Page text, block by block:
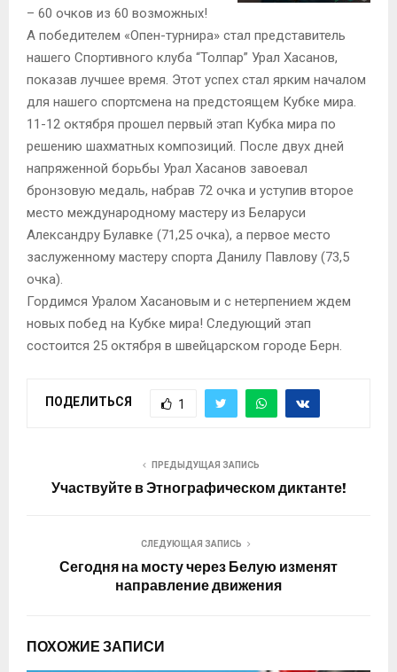
– 60 очков из 60 возможных!
А победителем «Опен-турнира» стал представитель
нашего Спортивного клуба “Толпар” Урал Хасанов,
показав лучшее время. Этот успех стал ярким началом
для нашего спортсмена на предстоящем Кубке мира.
11-12 октября прошел первый этап Кубка мира по
решению шахматных композиций. После двух дней
напряженной борьбы Урал Хасанов завоевал
бронзовую медаль, набрав 72 очка и уступив второе
место международному мастеру из Беларуси
Александру Булавке (71,25 очка), а первое место
заслуженному мастеру спорта Данилу Павлову (73,5
очка).
Гордимся Уралом Хасановым и с нетерпением ждем
новых побед на Кубке мира! Следующий этап
состоится 25 октября в швейцарском городе Берн.
ПОДЕЛИТЬСЯ 1
ПРЕДЫДУЩАЯ ЗАПИСЬ
Участвуйте в Этнографическом диктанте!
СЛЕДУЮЩАЯ ЗАПИСЬ
Сегодня на мосту через Белую изменят
направление движения
ПОХОЖИЕ ЗАПИСИ